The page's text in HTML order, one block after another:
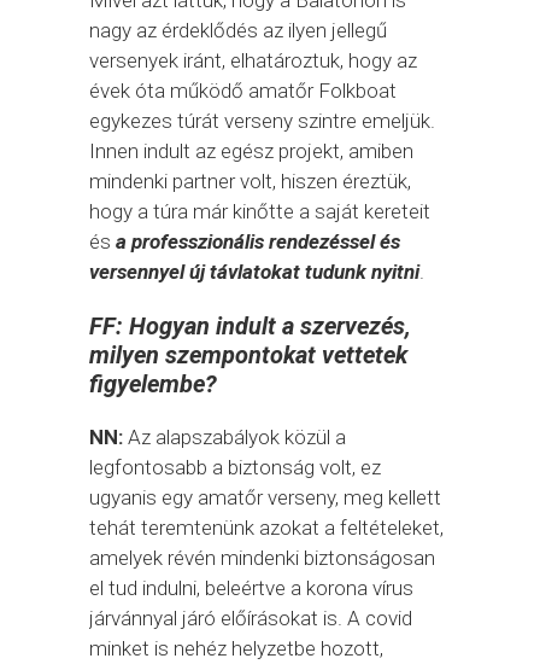
nagy az érdeklődés az ilyen jellegű
versenyek iránt, elhatároztuk, hogy az
évek óta működő amatőr Folkboat
egykezes túrát verseny szintre emeljük.
Innen indult az egész projekt, amiben
mindenki partner volt, hiszen éreztük,
hogy a túra már kinőtte a saját kereteit
és a professzionális rendezéssel és
versennyel új távlatokat tudunk nyitni.
FF: Hogyan indult a szervezés,
milyen szempontokat vettetek
figyelembe?
NN: Az alapszabályok közül a
legfontosabb a biztonság volt, ez
ugyanis egy amatőr verseny, meg kellett
tehát teremtenünk azokat a feltételeket,
amelyek révén mindenki biztonságosan
el tud indulni, beleértve a korona vírus
járvánnyal járó előírásokat is. A covid
minket is nehéz helyzetbe hozott,